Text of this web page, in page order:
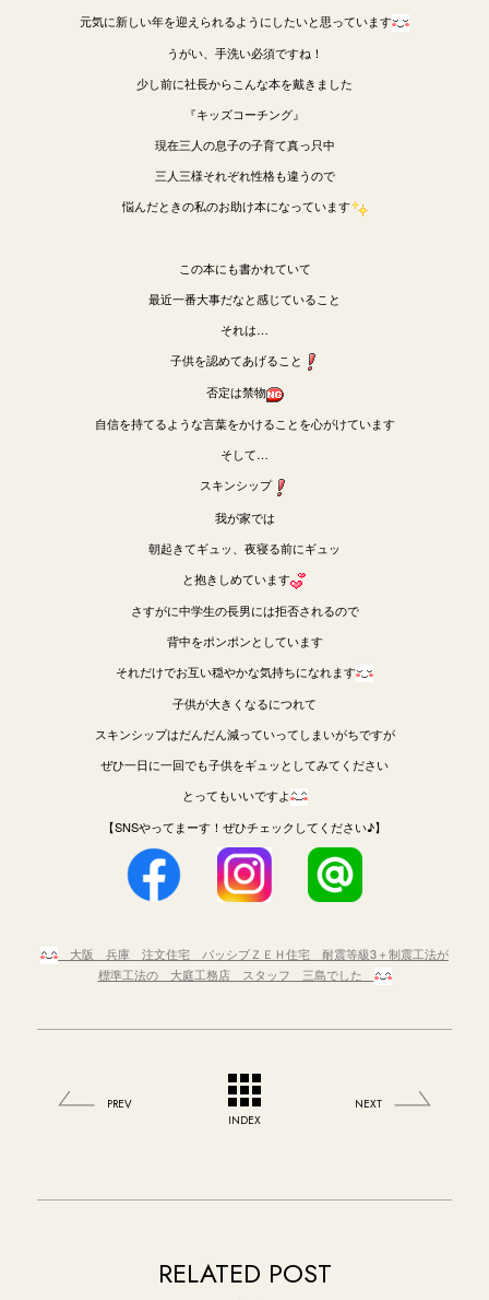
元気に新しい年を迎えられるようにしたいと思っています
うがい、手洗い必須ですね！
少し前に社長からこんな本を戴きました
『キッズコーチング』
現在三人の息子の子育て真っ只中
三人三様それぞれ性格も違うので
悩んだときの私のお助け本になっています
この本にも書かれていて
最近一番大事だなと感じていること
それは…
子供を認めてあげること
否定は禁物
自信を持てるような言葉をかけることを心がけています
そして…
スキンシップ
我が家では
朝起きてギュッ、夜寝る前にギュッ
と抱きしめています
さすがに中学生の長男には拒否されるので
背中をポンポンとしています
それだけでお互い穏やかな気持ちになれます
子供が大きくなるにつれて
スキンシップはだんだん減っていってしまいがちですが
ぜひ一日に一回でも子供をギュッとしてみてください
とってもいいですよ
【SNSやってまーす！ぜひチェックしてください♪】
大阪 兵庫 注文住宅 パッシブＺＥＨ住宅 耐震等級3＋制震工法が
標準工法の 大庭工務店 スタッフ 三島でした
PREV
INDEX
NEXT
RELATED POST